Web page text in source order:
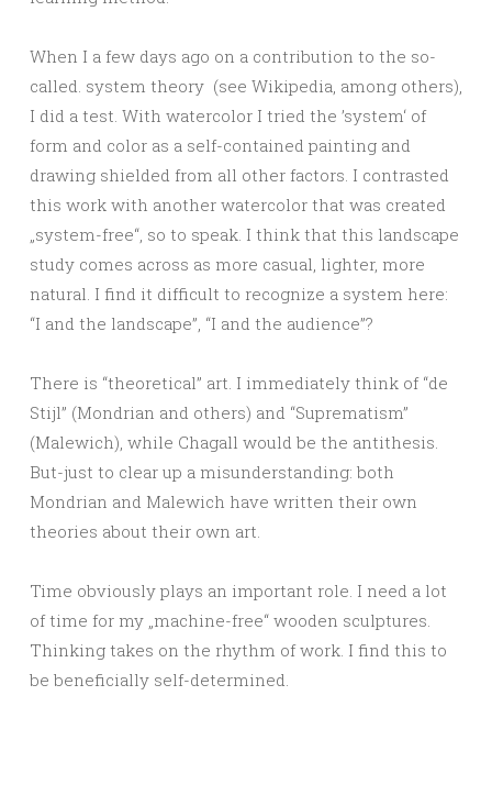
When I a few days ago on a contribution to the so-
called. system theory (see Wikipedia, among others),
I did a test. With watercolor I tried the ’system‘ of
form and color as a self-contained painting and
drawing shielded from all other factors. I contrasted
this work with another watercolor that was created
„system-free“, so to speak. I think that this landscape
study comes across as more casual, lighter, more
natural. I find it difficult to recognize a system here:
“I and the landscape”, “I and the audience”?
There is “theoretical” art. I immediately think of “de
Stijl” (Mondrian and others) and “Suprematism”
(Malewich), while Chagall would be the antithesis.
But-just to clear up a misunderstanding: both
Mondrian and Malewich have written their own
theories about their own art.
Time obviously plays an important role. I need a lot
of time for my „machine-free“ wooden sculptures.
Thinking takes on the rhythm of work. I find this to
be beneficially self-determined.